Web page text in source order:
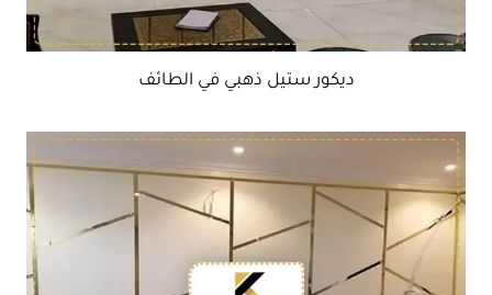
ديكور ستيل ذهبي في الطائف